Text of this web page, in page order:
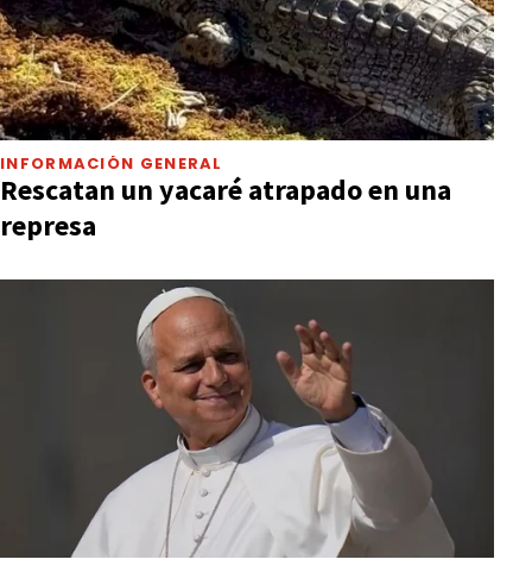
INFORMACIÓN GENERAL
Rescatan un yacaré atrapado en una
represa